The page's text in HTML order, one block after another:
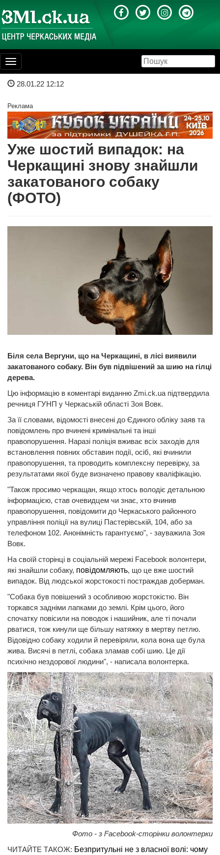
Toggle
navigation
28.01.22 12:12
Реклама
Уже шостий випадок: на
Черкащині знову знайшли
закатованого собаку
(ФОТО)
Біля села Вергуни, що на Черкащині, в лісі виявили
закатованого собаку. Він був підвішений за шию на гілці
дерева.
Цю інформацію в коментарі виданню Zmi.ck.ua підтвердила
речниця ГУНП у Черкаській області Зоя Вовк.
За її словами, відомості внесені до Єдиного обліку заяв та
повідомлень про вчинені кримінальні та інші
правопорушення. Наразі поліція вживає всіх заходів для
встановлення повних обставин події, осіб, які вчинили
правопорушення, та проводить комплексну перевірку, за
результатами якої буде визначено правову кваліфікацію.
"Також просимо черкащан, якщо хтось володіє детальною
інформацією, став очевидцем чи знає, хто вчинив
правопорушення, повідомити до Черкаського районного
управління поліції на вулиці Пастерівській, 104, або за
телефоном 102. Анонімність гарантуємо", - зауважила Зоя
Вовк.
На своїй сторінці в соціальній мережі Facebook волонтери,
які знайшли собаку, повідомляють, що це вже шостий
випадок. Від людської жорстокості постраждав доберман.
"Собака був повішений з особливою жорстокістю. Він
торкався задніми лапками до землі. Крім цього, його
спочатку повісили на поводок і нашийник, але ті почали
рватися, тож кинули ще більшу натяжку в мертву петлю.
Відовідно собаку ходили й перевіряли, кола вона ще була
жива. Висячі в петлі, собака зламав собі шию. Це дії
психічно нездорової людини", - написала волонтерка.
Фото - з Facebook-сторінки волонтерки
ЧИТАЙТЕ ТАКОЖ: Безпритульні не з власної волі: чому